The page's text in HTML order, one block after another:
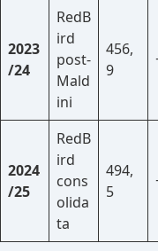
2023
/24
RedB
ird
post-
Mald
ini
456,
9
2024
/25
RedB
ird
cons
olida
ta
494,
5